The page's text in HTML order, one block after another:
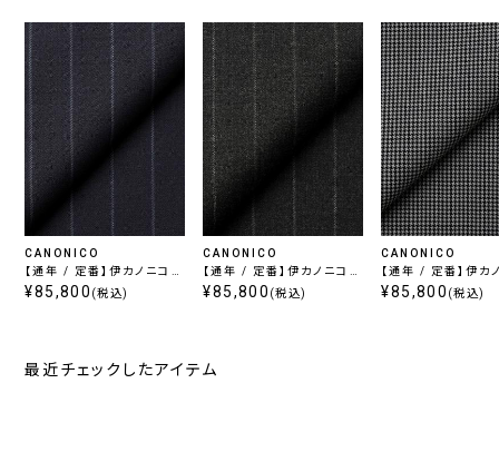
CANONICO
【通年 / 定番】伊カノニコ
スーパー110's / ネイビー
¥85,800 (税込)
CANONICO
【通年 / 定番】伊カノニコ
スーパー110's / チャコー
¥85,800 (税込)
CANONICO
【通年 / 定番】伊カ
スーパー110's / ラ
¥85,800 (税込)
最近チェックしたアイテム